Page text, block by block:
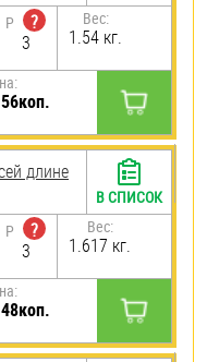
P
?
3
Вес:
1.54 кг.
длине
P
?
3
Вес:
1.617 кг.
В СПИСОК